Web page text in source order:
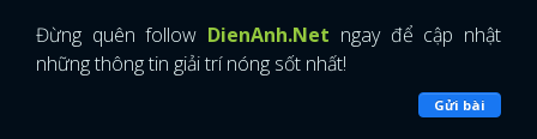
Đừng quên follow DienAnh.Net ngay để cập nhật
những thông tin giải trí nóng sốt nhất!
Gửi bài